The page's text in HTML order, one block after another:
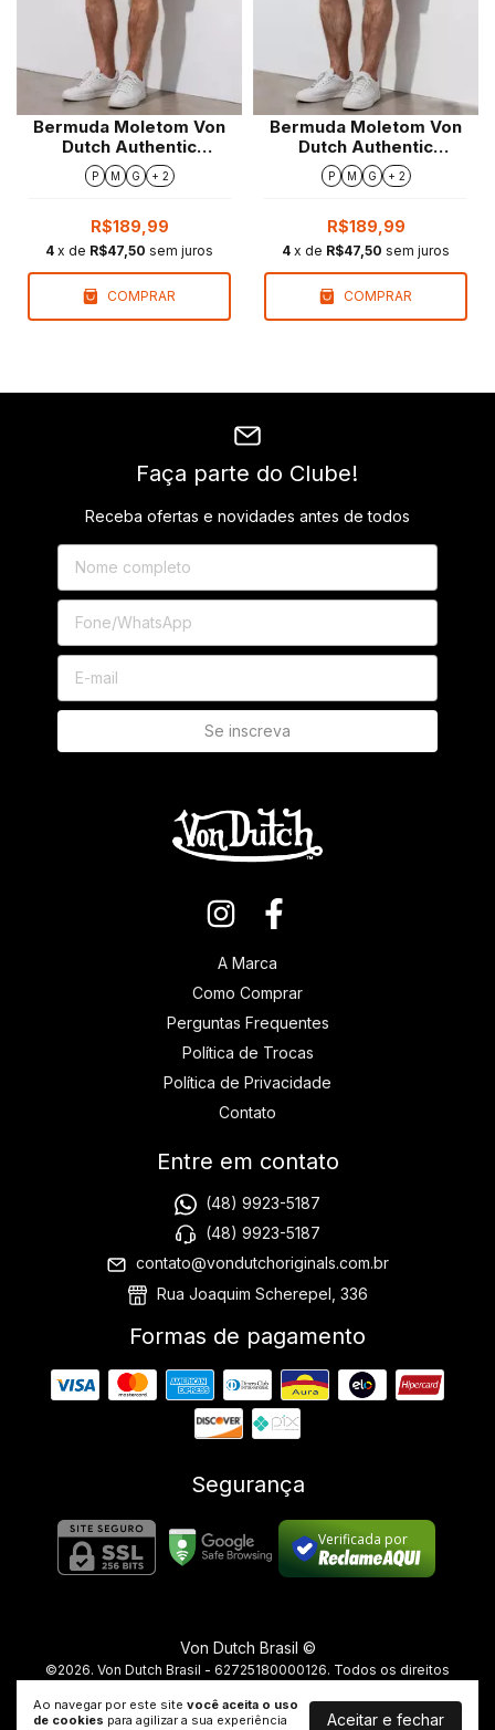
Ao navegar por este site você aceita o uso
de cookies para agilizar a sua experiência
Aceitar e fechar
Bermuda Moletom Von
Dutch Authentic
Garment Marrom
P M G + 2
R$189,99
4 x de R$47,50 sem juros
COMPRAR
Bermuda Moletom Von
Dutch Authentic
Garment Preta
P M G + 2
R$189,99
4 x de R$47,50 sem juros
COMPRAR
Faça parte do Clube!
Receba ofertas e novidades antes de todos
A Marca
Como Comprar
Perguntas Frequentes
Política de Trocas
Política de Privacidade
Contato
Entre em contato
(48) 9923-5187
(48) 9923-5187
contato@vondutchoriginals.com.br
Rua Joaquim Scherepel, 336
Formas de pagamento
Segurança
Verificada por
Von Dutch Brasil ©
©2026. Von Dutch Brasil - 62725180000126. Todos os direitos